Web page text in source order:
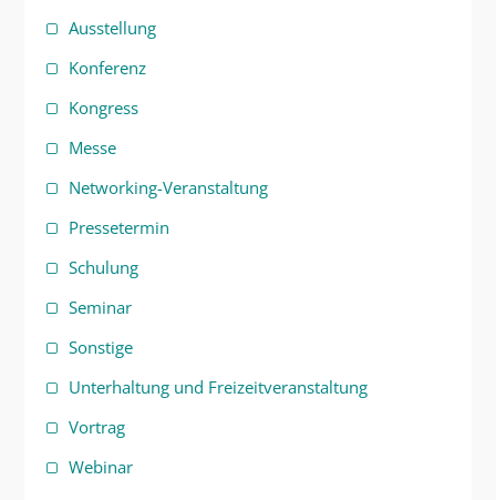
Ausstellung
Konferenz
Kongress
Messe
Networking-Veranstaltung
Pressetermin
Schulung
Seminar
Sonstige
Unterhaltung und Freizeitveranstaltung
Vortrag
Webinar